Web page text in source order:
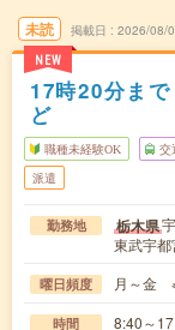
未読
NEW
掲載日 2026/08/
17時20分ま
ど
職種未経験OK 交
派遣
勤務地 栃木県
東武宇
曜日頻度 月～金
時間 8:40～